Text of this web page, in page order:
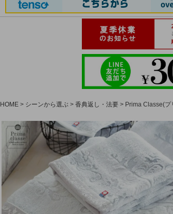
HOME シーンから選ぶ 香典返し・法要 Prima Classe(プ